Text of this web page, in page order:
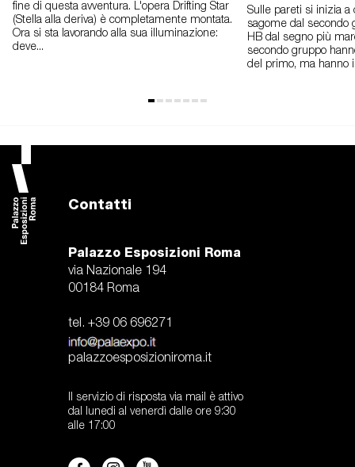
fine di questa avventura. L'opera Drifting Star
(Stella alla deriva) è completamente montata.
Ora si sta lavorando alla sua illuminazione:
deve...
Sulle pareti si inizia
sagome dal secondo
HB dal segno più
secondo gruppo
del primo, ma hanno
Contatti
Palazzo Esposizioni Roma
via Nazionale 194
00184 Roma
tel. +39 06 696271
palazzoesposizioniroma.it
Il servizio di risposta via mail è attivo
dal lunedi al venerdì dalle ore 9:30
alle 17:00